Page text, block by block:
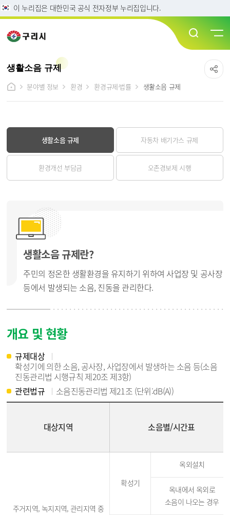
이 누리집은 대한민국 공식 전자정부 누리집입니다.
생활소음 규제
분야별 정보
환경 환경규제·법률 생활소음 규제
생활소음 규제 자동차 배기가스 규제
환경개선 부담금 오존경보제 시행
생활소음 규제란?
주민의 정온한 생활환경을 유지하기 위하여 사업장 및 공사장
등에서 발생되는 소음, 진동을 관리한다.
개요 및 현황
규제대상
확성기에 의한 소음, 공사장, 사업장에서 발생하는 소음 등(소음
진동관리법 시행규칙 제20조 제3항)
관련법규
소음진동관리법 제21조 (단위:dB(A))
대상지역 소음별/시간표
주거지역, 녹지지역, 관리지역 중
확성기
옥외설치
옥내에서 옥외로
소음이 나오는 경우